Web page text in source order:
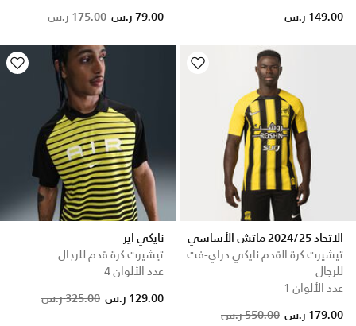
149.00 ر.س
Price reduced from
175.00 ر.س to 79.00 ر.س
الاتحاد 2024/25 ماتش الأساسي
تيشيرت كرة القدم نايكي دراي-فت
للرجال
عدد الألوان 1
550.00 ر.س
179.00 ر.س
نايكي اير
تيشيرت كرة قدم للرجال
عدد الألوان 4
325.00 ر.س 129.00 ر.س